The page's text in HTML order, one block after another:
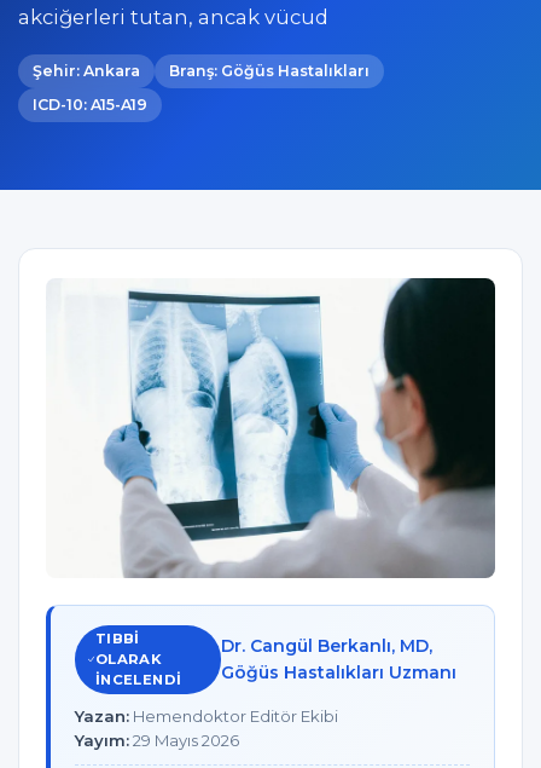
akciğerleri tutan, ancak vücud
Şehir: Ankara
Branş: Göğüs Hastalıkları
ICD-10: A15-A19
TIBBI
OLARAK
INCELENDI
Dr. Cangül Berkanlı, MD,
Göğüs Hastalıkları Uzmanı
Yazan: Hemendoktor Editör Ekibi
Yayım:29 Mayıs 2026